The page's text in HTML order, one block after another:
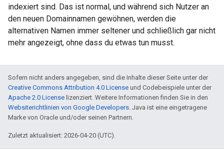
indexiert sind. Das ist normal, und während sich Nutzer an
den neuen Domainnamen gewöhnen, werden die
alternativen Namen immer seltener und schließlich gar nicht
mehr angezeigt, ohne dass du etwas tun musst.
Sofern nicht anders angegeben, sind die Inhalte dieser Seite unter der
Creative Commons Attribution 4.0 License und Codebeispiele unter der
Apache 2.0 License lizenziert. Weitere Informationen finden Sie in den
Websiterichtlinien von Google Developers. Java ist eine eingetragene
Marke von Oracle und/oder seinen Partnern.
Zuletzt aktualisiert: 2026-04-20 (UTC).